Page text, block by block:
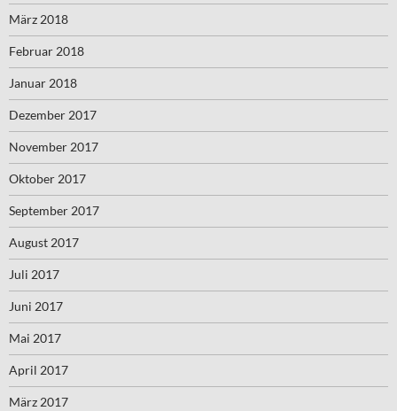
März 2018
Februar 2018
Januar 2018
Dezember 2017
November 2017
Oktober 2017
September 2017
August 2017
Juli 2017
Juni 2017
Mai 2017
April 2017
März 2017